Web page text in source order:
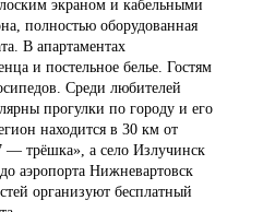
экраном и кабельными
полностью оборудованная
В апартаментах
и постельное белье. Гостям
Среди любителей
прогулки по городу и его
находится в 30 км от
— трёшка», а село Излучинск
аэропорта Нижневартовск
организуют бесплатный